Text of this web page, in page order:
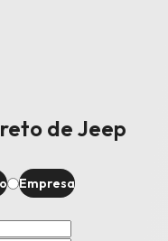
de Jeep
Empresa